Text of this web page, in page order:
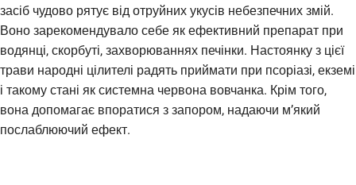
засіб чудово рятує від отруйних укусів небезпечних змій.
Воно зарекомендувало себе як ефективний препарат при
водянці, скорбуті, захворюваннях печінки. Настоянку з цієї
трави народні цілителі радять приймати при псоріазі, екземі
і такому стані як системна червона вовчанка. Крім того,
вона допомагає впоратися з запором, надаючи м’який
послаблюючий ефект.